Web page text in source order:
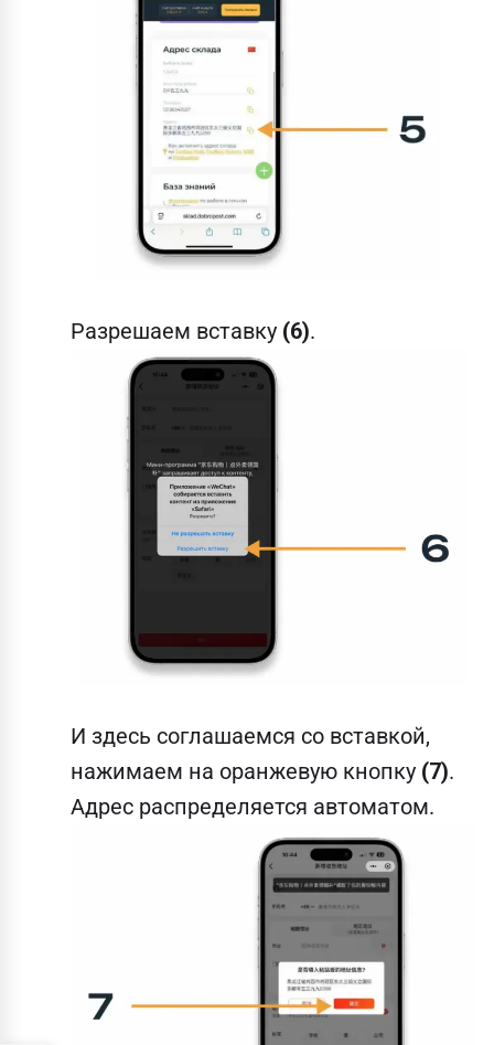
Разрешаем вставку (6).
И здесь соглашаемся со вставкой,
нажимаем на оранжевую кнопку (7).
Адрес распределяется автоматом.